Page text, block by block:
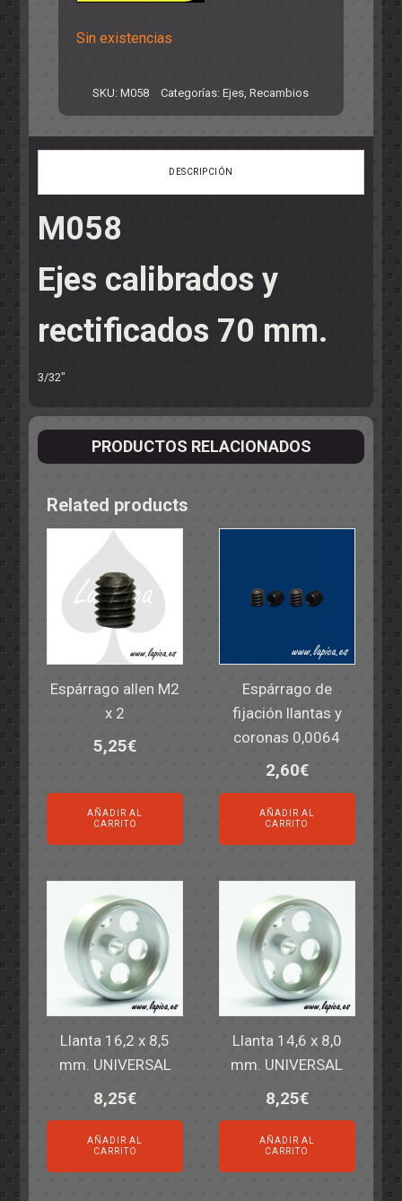
Sin existencias
SKU:M058 Categorías:Ejes ,Recambios
DESCRIPCIÓN
M058
Ejes calibrados y
rectificados 70 mm.
3/32"
PRODUCTOS RELACIONADOS
Related products
Espárrago allen M2
x 2
5,25€
AÑADIR AL
CARRITO
Espárrago de
fijación llantas y
coronas 0,0064
2,60€
AÑADIR AL
CARRITO
Llanta 16,2 x 8,5
mm. UNIVERSAL
8,25€
AÑADIR AL
CARRITO
Llanta 14,6 x 8,0
mm. UNIVERSAL
8,25€
AÑADIR AL
CARRITO